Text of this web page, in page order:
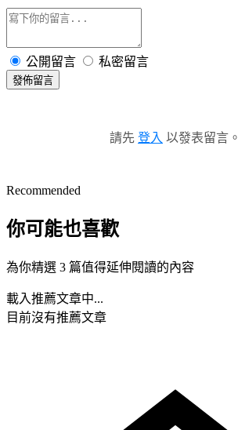
公開留言 私密留言
發佈留言
請先 登入 以發表留言。
Recommended
你可能也喜歡
為你精選 3 篇值得延伸閱讀的內容
載入推薦文章中...
目前沒有推薦文章